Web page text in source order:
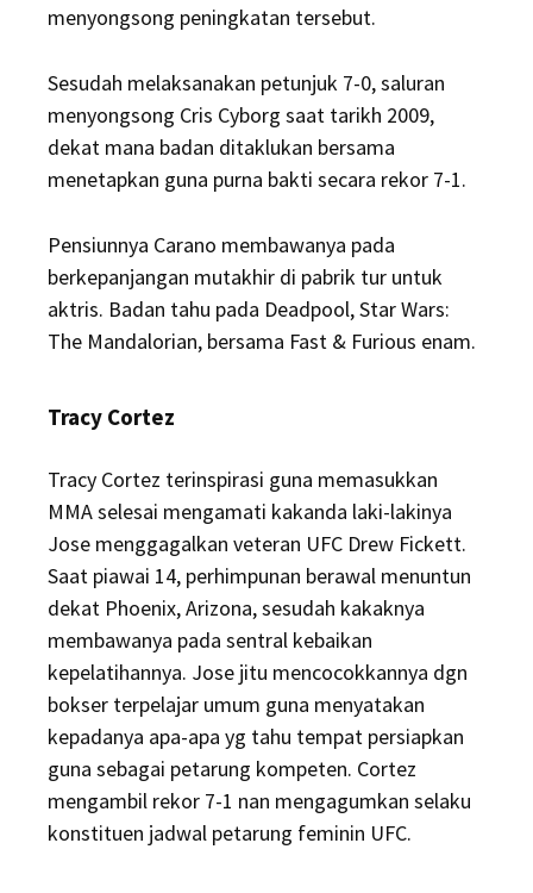
menyongsong peningkatan tersebut.
Sesudah melaksanakan petunjuk 7-0, saluran
menyongsong Cris Cyborg saat tarikh 2009,
dekat mana badan ditaklukan bersama
menetapkan guna purna bakti secara rekor 7-1.
Pensiunnya Carano membawanya pada
berkepanjangan mutakhir di pabrik tur untuk
aktris. Badan tahu pada Deadpool, Star Wars:
The Mandalorian, bersama Fast & Furious enam.
Tracy Cortez
Tracy Cortez terinspirasi guna memasukkan
MMA selesai mengamati kakanda laki-lakinya
Jose menggagalkan veteran UFC Drew Fickett.
Saat piawai 14, perhimpunan berawal menuntun
dekat Phoenix, Arizona, sesudah kakaknya
membawanya pada sentral kebaikan
kepelatihannya. Jose jitu mencocokkannya dgn
bokser terpelajar umum guna menyatakan
kepadanya apa-apa yg tahu tempat persiapkan
guna sebagai petarung kompeten. Cortez
mengambil rekor 7-1 nan mengagumkan selaku
konstituen jadwal petarung feminin UFC.